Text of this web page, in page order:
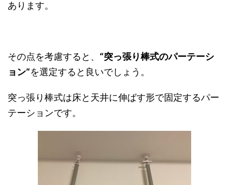
あります。
その点を考慮すると、 “突っ張り棒式のパーテーシ
ョン”を選定すると良いでしょう。
突っ張り棒式は床と天井に伸ばす形で固定するパー
テーションです。